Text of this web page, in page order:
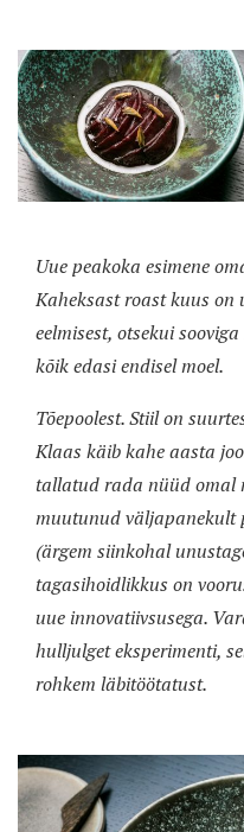
Uue peakoka esimene
Kaheksast roast kuus on
eelmisest, otsekui
kõik edasi endisel moel.
Tõepoolest. Stiil on
Klaas käib kahe aasta
tallatud rada nüüd omal
muutunud väljapanekult
(ärgem siinkohal
tagasihoidlikkus on
uue innovatiivsusega.
hulljulget eksperimenti,
rohkem läbitöötatust.